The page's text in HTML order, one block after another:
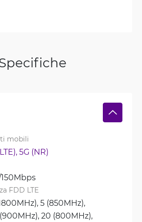
mobili
5G (NR)
FDD LTE
5 (850MHz),
20 (800MHz),